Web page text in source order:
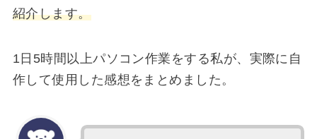
紹介します。
1日5時間以上パソコン作業をする私が、実際に自
作して使用した感想をまとめました。